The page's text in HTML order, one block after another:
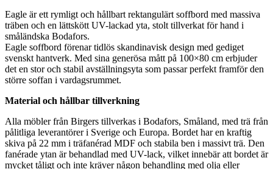
Eagle är ett rymligt och hållbart rektangulärt soffbord med massiva
träben och en lättskött UV-lackad yta, stolt tillverkat för hand i
småländska Bodafors.
Eagle soffbord förenar tidlös skandinavisk design med gediget
svenskt hantverk. Med sina generösa mått på 100×80 cm erbjuder
det en stor och stabil avställningsyta som passar perfekt framför den
större soffan i vardagsrummet.
Material och hållbar tillverkning
Alla möbler från Birgers tillverkas i Bodafors, Småland, med trä från
pålitliga leverantörer i Sverige och Europa. Bordet har en kraftig
skiva på 22 mm i träfanérad MDF och stabila ben i massivt trä. Den
fanérade ytan är behandlad med UV-lack, vilket innebär att bordet är
mycket tåligt och inte kräver någon behandling med olja eller